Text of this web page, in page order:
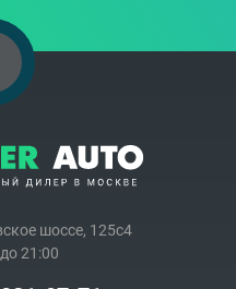
шоссе, 125с4
21:00